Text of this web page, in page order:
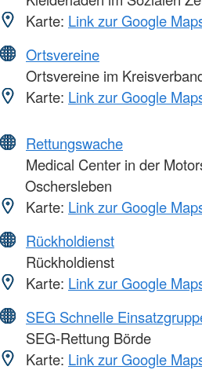
Karte: Link zur Google
Ortsvereine
Ortsvereine im
Karte: Link zur Google
Rettungswache
Medical Center in der
Oschersleben
Karte: Link zur Google
Rückholdienst
Rückholdienst
Karte: Link zur Google
SEG Schnelle
SEG-Rettung Börde
Karte: Link zur Google